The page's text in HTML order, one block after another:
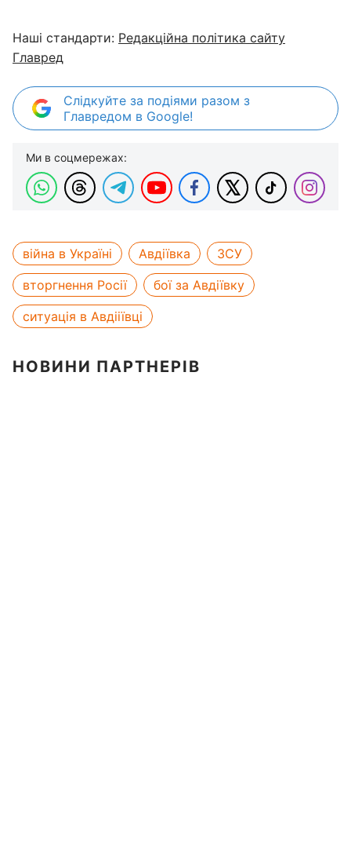
Наші стандарти: Редакційна політика сайту
Главред
Слідкуйте за подіями разом з
Главредом в Google!
Ми в соцмережах:
війна в Україні Авдіївка
ЗСУ
вторгнення Росії
бої за Авдіївку
ситуація в Авдііївці
НОВИНИ ПАРТНЕРІВ